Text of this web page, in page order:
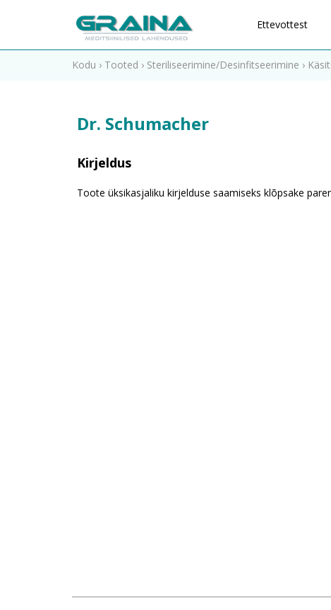
Ettevottest
Kodu › Tooted › Steriliseerimine/Desinfitseerimine ›
Dr. Schumacher
Kirjeldus
Toote üksikasjaliku kirjelduse saamiseks klõpsake